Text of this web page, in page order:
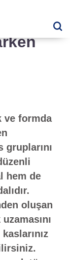
ve formda
hem de
oluşan